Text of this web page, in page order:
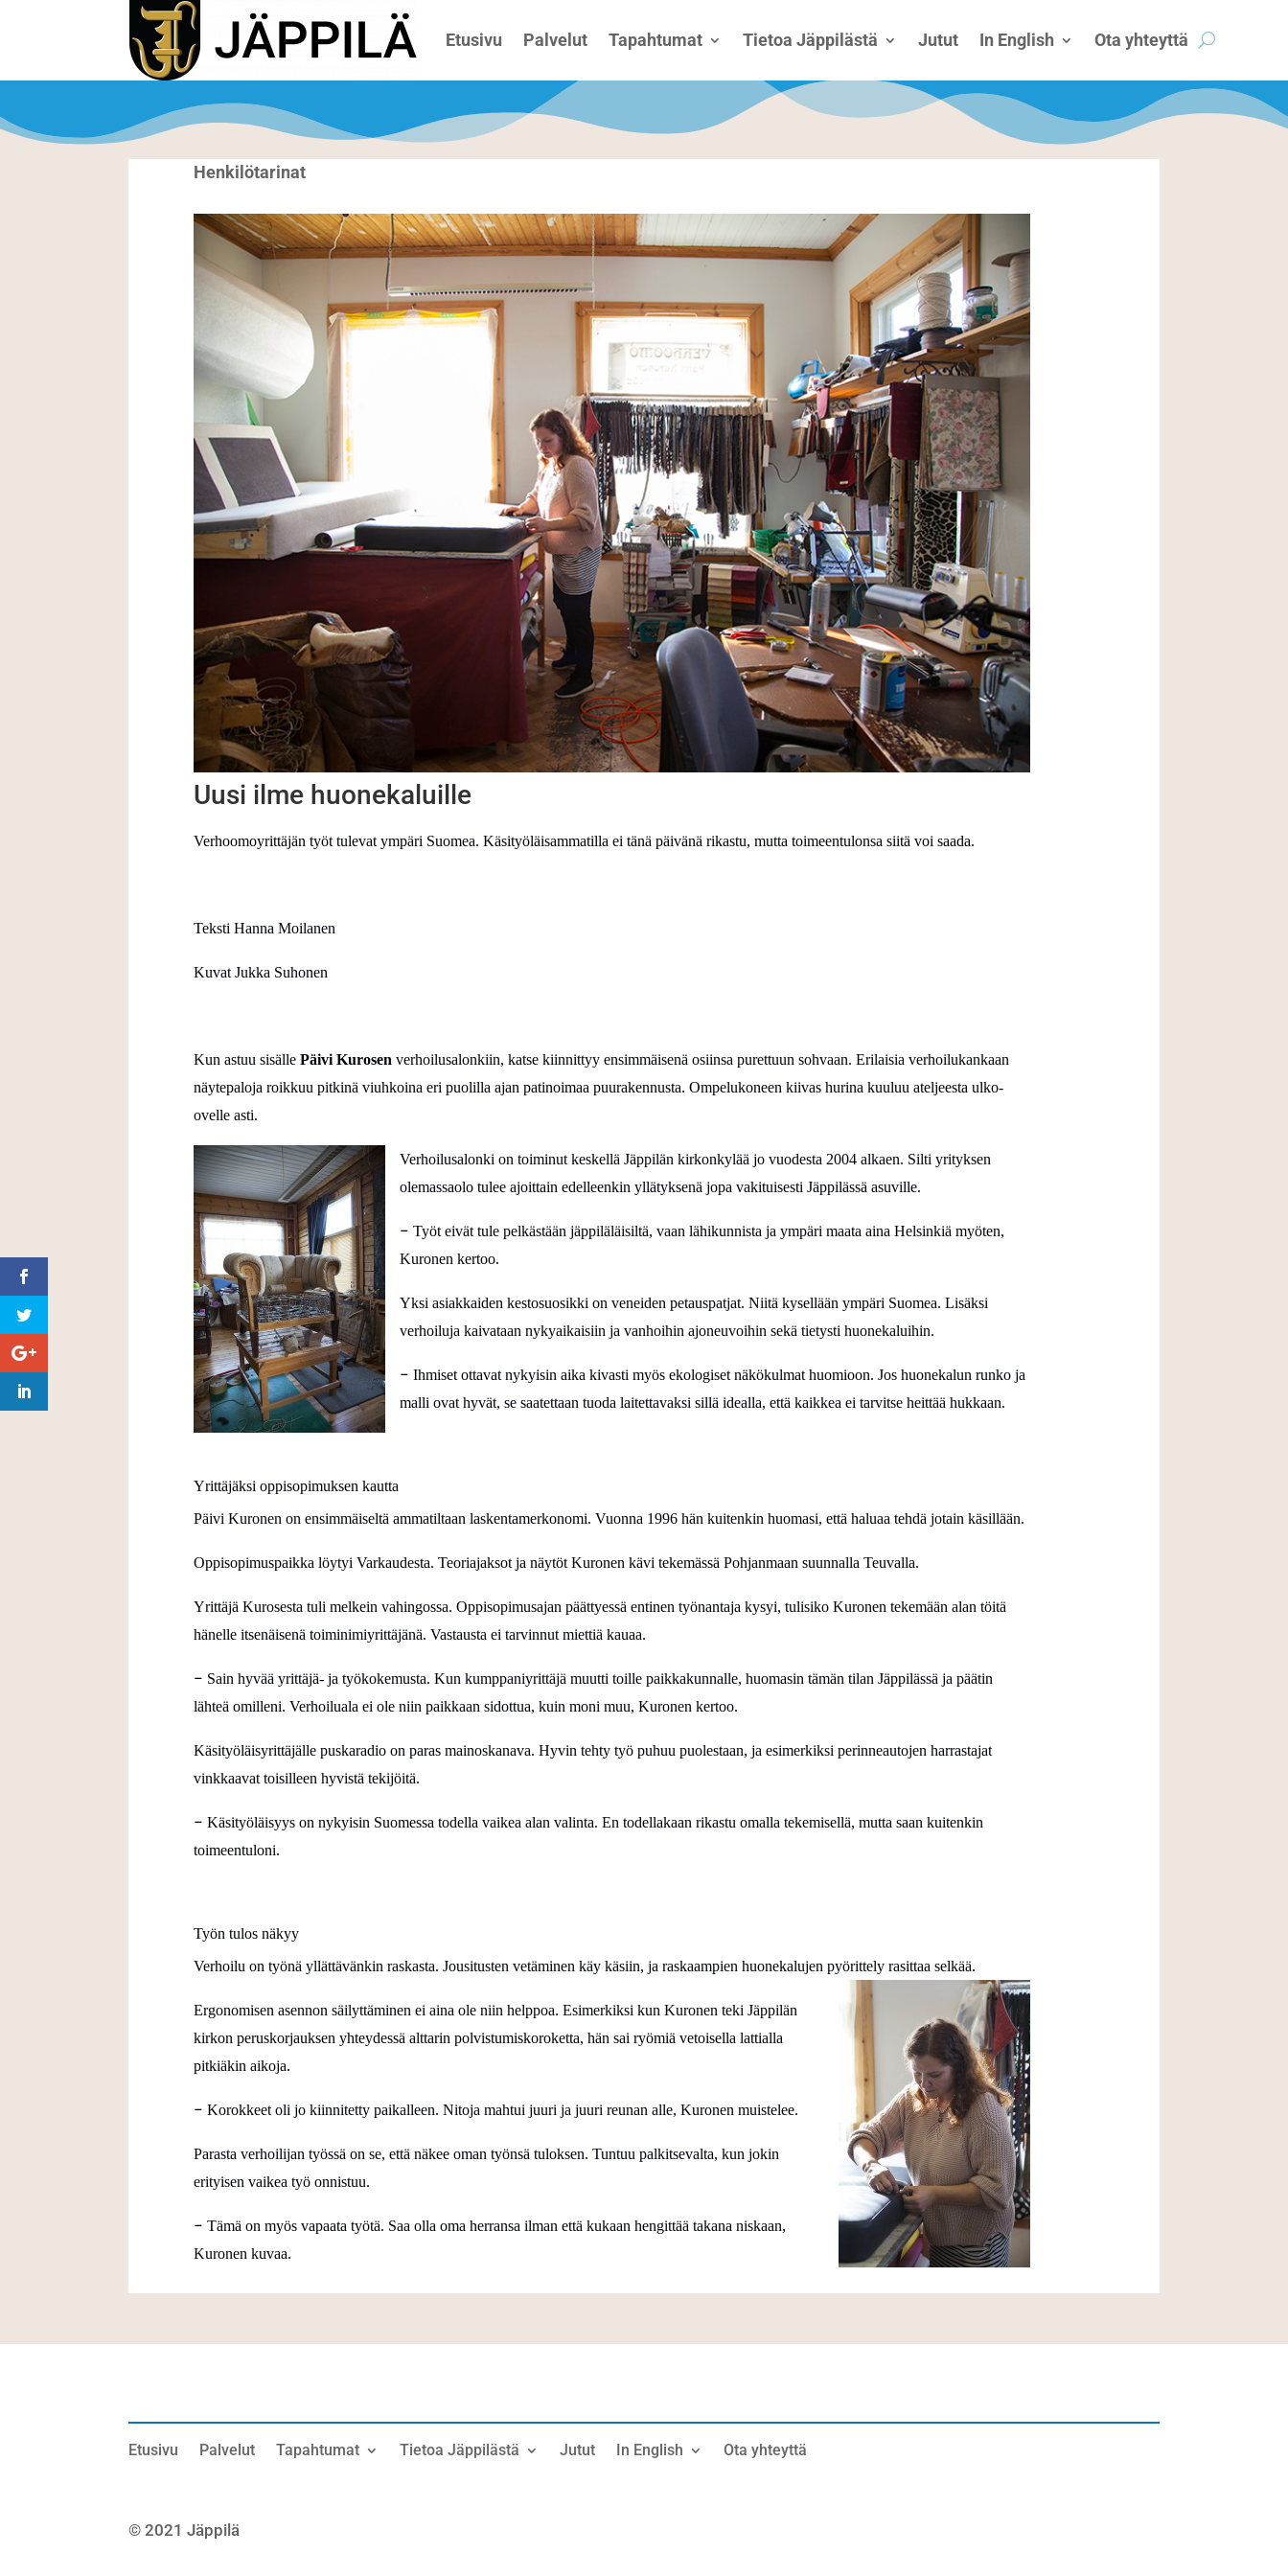
Etusivu Palvelut Tapahtumat Tietoa Jäppilästä Jutut In English Ota yhteyttä
Henkilötarinat
Uusi ilme huonekaluille
Verhoomoyrittäjän työt tulevat ympäri Suomea. Käsityöläisammatilla ei tänä päivänä rikastu, mutta toimeentulonsa siitä voi saada.
Teksti Hanna Moilanen
Kuvat Jukka Suhonen
Kun astuu sisälle Päivi Kurosen verhoilusalonkiin, katse kiinnittyy ensimmäisenä osiinsa purettuun sohvaan. Erilaisia verhoilukankaan
näytepaloja roikkuu pitkinä viuhkoina eri puolilla ajan patinoimaa puurakennusta. Ompelukoneen kiivas hurina kuuluu ateljeesta ulko-
ovelle asti.
Verhoilusalonki on toiminut keskellä Jäppilän kirkonkylää jo vuodesta 2004 alkaen. Silti yrityksen
olemassaolo tulee ajoittain edelleenkin yllätyksenä jopa vakituisesti Jäppilässä asuville.
– Työt eivät tule pelkästään jäppiläläisiltä, vaan lähikunnista ja ympäri maata aina Helsinkiä myöten,
Kuronen kertoo.
Yksi asiakkaiden kestosuosikki on veneiden petauspatjat. Niitä kysellään ympäri Suomea. Lisäksi
verhoiluja kaivataan nykyaikaisiin ja vanhoihin ajoneuvoihin sekä tietysti huonekaluihin.
– Ihmiset ottavat nykyisin aika kivasti myös ekologiset näkökulmat huomioon. Jos huonekalun runko ja
malli ovat hyvät, se saatettaan tuoda laitettavaksi sillä idealla, että kaikkea ei tarvitse heittää hukkaan.
Yrittäjäksi oppisopimuksen kautta
Päivi Kuronen on ensimmäiseltä ammatiltaan laskentamerkonomi. Vuonna 1996 hän kuitenkin huomasi, että haluaa tehdä jotain käsillään.
Oppisopimuspaikka löytyi Varkaudesta. Teoriajaksot ja näytöt Kuronen kävi tekemässä Pohjanmaan suunnalla Teuvalla.
Yrittäjä Kurosesta tuli melkein vahingossa. Oppisopimusajan päättyessä entinen työnantaja kysyi, tulisiko Kuronen tekemään alan töitä
hänelle itsenäisenä toiminimiyrittäjänä. Vastausta ei tarvinnut miettiä kauaa.
– Sain hyvää yrittäjä- ja työkokemusta. Kun kumppaniyrittäjä muutti toille paikkakunnalle, huomasin tämän tilan Jäppilässä ja päätin
lähteä omilleni. Verhoiluala ei ole niin paikkaan sidottua, kuin moni muu, Kuronen kertoo.
Käsityöläisyrittäjälle puskaradio on paras mainoskanava. Hyvin tehty työ puhuu puolestaan, ja esimerkiksi perinneautojen harrastajat
vinkkaavat toisilleen hyvistä tekijöitä.
– Käsityöläisyys on nykyisin Suomessa todella vaikea alan valinta. En todellakaan rikastu omalla tekemisellä, mutta saan kuitenkin
toimeentuloni.
Työn tulos näkyy
Verhoilu on työnä yllättävänkin raskasta. Jousitusten vetäminen käy käsiin, ja raskaampien huonekalujen pyörittely rasittaa selkää.
Ergonomisen asennon säilyttäminen ei aina ole niin helppoa. Esimerkiksi kun Kuronen teki Jäppilän
kirkon peruskorjauksen yhteydessä alttarin polvistumiskoroketta, hän sai ryömiä vetoisella lattialla
pitkiäkin aikoja.
– Korokkeet oli jo kiinnitetty paikalleen. Nitoja mahtui juuri ja juuri reunan alle, Kuronen muistelee.
Parasta verhoilijan työssä on se, että näkee oman työnsä tuloksen. Tuntuu palkitsevalta, kun jokin
erityisen vaikea työ onnistuu.
– Tämä on myös vapaata työtä. Saa olla oma herransa ilman että kukaan hengittää takana niskaan,
Kuronen kuvaa.
Etusivu Palvelut Tapahtumat Tietoa Jäppilästä Jutut In English Ota yhteyttä
© 2021 Jäppilä